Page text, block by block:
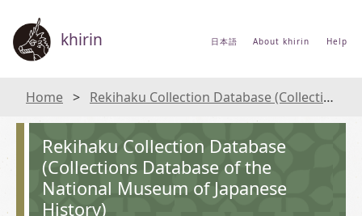
khirin 日本語 About khirin Help
Home Rekihaku Collection Database (Collections Database of the National Museum of Japanese History)
Rekihaku Collection Database
(Collections Database of the
National Museum of Japanese
History)